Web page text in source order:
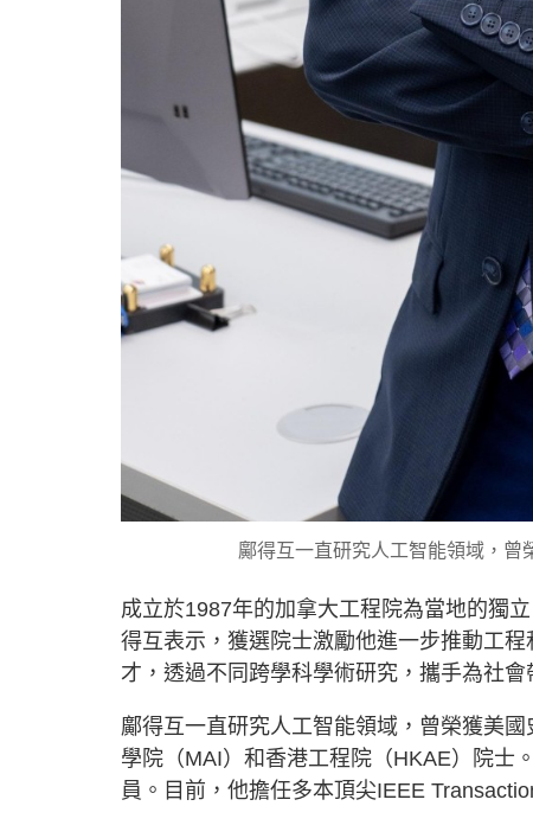
鄺得互一直研究人工智能領域，曾
成立於1987年的加拿大工程院為當地的獨
得互表示，獲選院士激勵他進一步推動工
才，透過不同跨學科學術研究，攜手為社會
鄺得互一直研究人工智能領域，曾榮獲美
學院（MAI）和香港工程院（HKAE）院士
員。目前，他擔任多本頂尖IEEE